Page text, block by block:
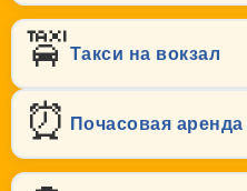
🚖Такси на вокзал
⏰ Почасовая аренда